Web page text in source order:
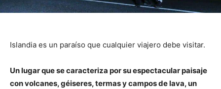
Islandia es un paraíso que cualquier viajero debe visitar.
Un lugar que se caracteriza por su espectacular paisaje
con volcanes, géiseres, termas y campos de lava, un